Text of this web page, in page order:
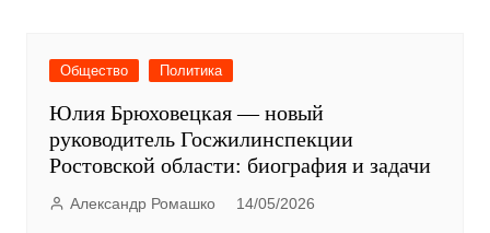
Общество Политика
Юлия Брюховецкая — новый
руководитель Госжилинспекции
Ростовской области: биография и задачи
Александр Ромашко 14/05/2026